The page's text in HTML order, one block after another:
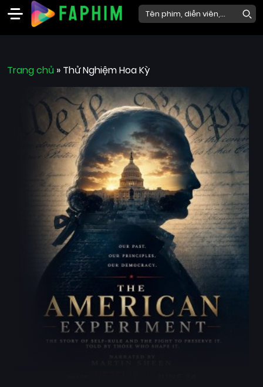
Phim
Chiếu
Quốc
Trang chủ » Thử Nghiệm Hoa Kỳ